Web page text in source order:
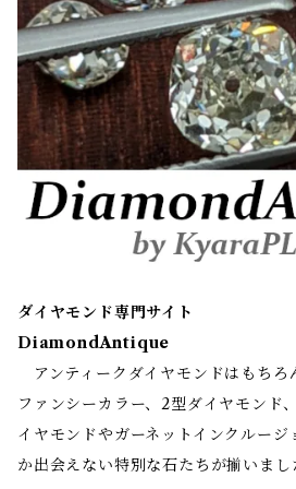
ダイヤモンド専門サイト
DiamondAntique
アンティークダイヤモンドはもちろ
ファンシーカラー、2型ダイヤモンド
イヤモンドやガーネットインクルー
か出会えない特別な石たちが揃いまし